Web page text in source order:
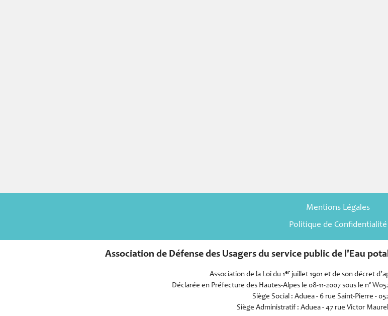
Mentions Légales
Politique de Confidentialité
Association de Défense des Usagers du service public de l'Eau
Association de la Loi du 1er juillet 1901 et de son décret
Déclarée en Préfecture des Hautes-Alpes le 08-11-2007 sous le n°
Siège Social : Aduea - 6 rue Saint-Pierre -
Siège Administratif : Aduea - 47 rue Victor